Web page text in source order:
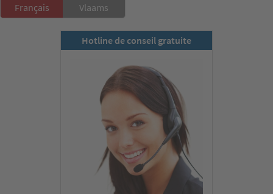
Français
Vlaams
Hotline de conseil gratuite